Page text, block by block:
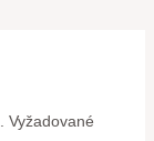
Vyžadované